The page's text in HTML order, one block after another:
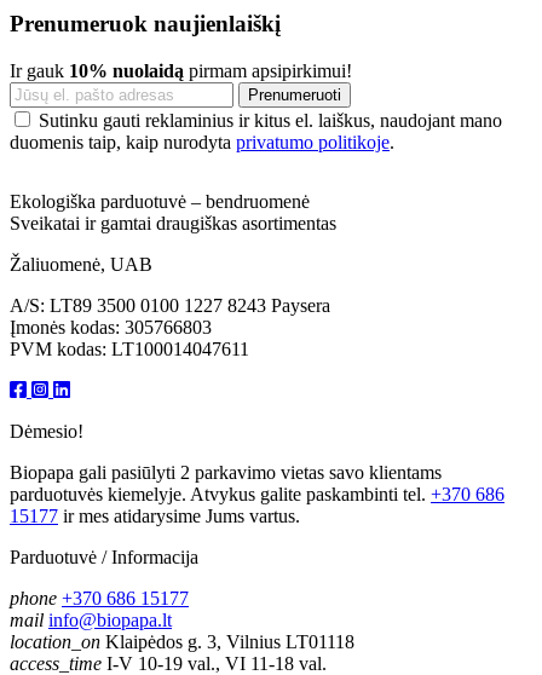
Prenumeruok naujienlaiškį
Ir gauk 10% nuolaidą pirmam apsipirkimui!
Sutinku gauti reklaminius ir kitus el. laiškus, naudojant mano
duomenis taip, kaip nurodyta privatumo politikoje.
Ekologiška parduotuvė – bendruomenė
Sveikatai ir gamtai draugiškas asortimentas
Žaliuomenė, UAB
A/S: LT89 3500 0100 1227 8243 Paysera
Įmonės kodas: 305766803
PVM kodas: LT100014047611
Dėmesio!
Biopapa gali pasiūlyti 2 parkavimo vietas savo klientams
parduotuvės kiemelyje. Atvykus galite paskambinti tel. +370 686
15177 ir mes atidarysime Jums vartus.
Parduotuvė / Informacija
phone +370 686 15177
mail info@biopapa.lt
location_on Klaipėdos g. 3, Vilnius LT01118
access_time I-V 10-19 val., VI 11-18 val.